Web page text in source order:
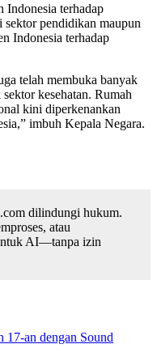
Indonesia terhadap
pendidikan maupun
Indonesia terhadap
telah membuka banyak
kesehatan. Rumah
kini diperkenankan
imbuh Kepala Negara.
dilindungi hukum.
atau
AI—tanpa izin
17-an dengan Sound